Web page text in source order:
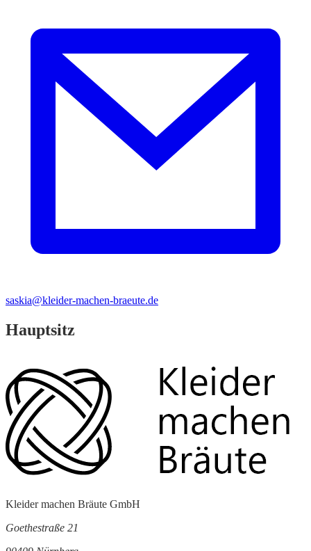
saskia@kleider-machen-braeute.de
Hauptsitz
Kleider machen Bräute GmbH
Goethestraße 21